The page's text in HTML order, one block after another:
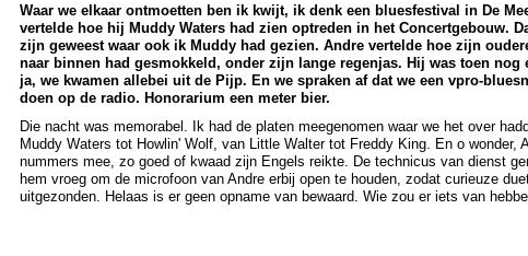
Waar we elkaar ontmoetten ben ik kwijt, ik denk een bluesfestival in De
vertelde hoe hij Muddy Waters had zien optreden in het Concertgebouw.
zijn geweest waar ook ik Muddy had gezien. Andre vertelde hoe zijn
naar binnen had gesmokkeld, onder zijn lange regenjas. Hij was toen nog
ja, we kwamen allebei uit de Pijp. En we spraken af dat we een vpro-
doen op de radio. Honorarium een meter bier.
Die nacht was memorabel. Ik had de platen meegenomen waar we het over
Muddy Waters tot Howlin' Wolf, van Little Walter tot Freddy King. En o wonder,
nummers mee, zo goed of kwaad zijn Engels reikte. De technicus van dienst
hem vroeg om de microfoon van Andre erbij open te houden, zodat curieuze
uitgezonden. Helaas is er geen opname van bewaard. Wie zou er iets van